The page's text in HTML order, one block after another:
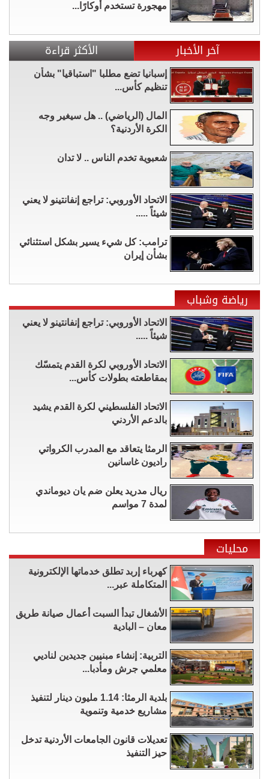
مهجورة تستخدم أوكارًا...
آخر الأخبار الأكثر قراءة
إسبانيا تضع مطلبا "استباقيا" بشأن
تنظيم كأس...
المال (الرياضي) .. هل سيغير وجه
الكرة الأردنية؟
شعبوية تخدم الناس .. لا تدان
الاتحاد الأوروبي: تراجع إنفانتينو لا يعني
شيئاً .....
ترامب: كل شيء يسير بشكل استثنائي
بشأن إيران
رياضة وشباب
الاتحاد الأوروبي: تراجع إنفانتينو لا يعني
شيئاً .....
الاتحاد الأوروبي لكرة القدم يتمسّك
بمقاطعته بطولات كأس...
الاتحاد الفلسطيني لكرة القدم يشيد
بالدعم الأردني
الرمثا يتعاقد مع المدرب الكرواتي
راديون غاسانين
ريال مدريد يعلن ضم يان ديوماندي
لمدة 7 مواسم
محليات
كهرباء إربد تطلق خدماتها الإلكترونية
المتكاملة عبر...
الأشغال تبدأ السبت أعمال صيانة طريق
معان – البادية
التربية: إنشاء مبنيين جديدين لناديي
معلمي جرش ومأدبا...
بلدية الرمثا: 1.14 مليون دينار لتنفيذ
مشاريع خدمية وتنموية
تعديلات قانون الجامعات الأردنية تدخل
حيز التنفيذ